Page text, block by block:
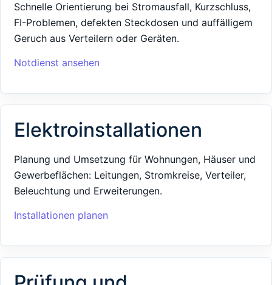
Schnelle Orientierung bei Stromausfall, Kurzschluss,
FI-Problemen, defekten Steckdosen und auffälligem
Geruch aus Verteilern oder Geräten.
Notdienst ansehen
Elektroinstallationen
Planung und Umsetzung für Wohnungen, Häuser und
Gewerbeflächen: Leitungen, Stromkreise, Verteiler,
Beleuchtung und Erweiterungen.
Installationen planen